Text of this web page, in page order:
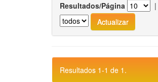
Resultados/Página |
Resultados 1-1 de 1.